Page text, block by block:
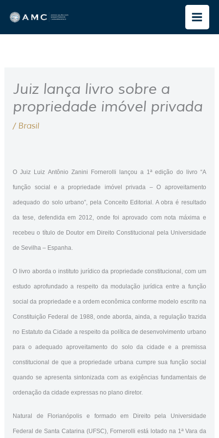
para
o
Juiz lança livro sobre a
propriedade imóvel privada
/ Brasil
O Juiz Luiz Antônio Zanini Fornerolli lançou a 1ª edição do livro “A
função social e a propriedade imóvel privada – O aproveitamento
adequado do solo urbano”, pela Conceito Editorial. A obra é resultado
da tese, defendida em 2012, onde foi aprovado com nota máxima e
recebeu o título de Doutor em Direito Constitucional pela Universidade
de Sevilha – Espanha.
O livro aborda o instituto jurídico da propriedade constitucional, com um
estudo aprofundado a respeito da modulação jurídica entre a função
social da propriedade e a ordem econômica conforme modelo escrito na
Constituição Federal de 1988, onde aborda, ainda, a regulação trazida
no Estatuto da Cidade a respeito da política de desenvolvimento urbano
para o adequado aproveitamento do solo da cidade e a premissa
constitucional de que a propriedade urbana cumpre sua função social
quando se apresenta sintonizada com as exigências fundamentais de
ordenação da cidade expressas no plano diretor.
Natural de Florianópolis e formado em Direito pela Universidade
Federal de Santa Catarina (UFSC), Fornerolli está lotado na 1ª Vara da